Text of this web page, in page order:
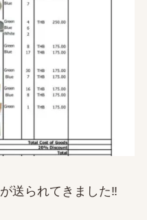
送られてきました‼